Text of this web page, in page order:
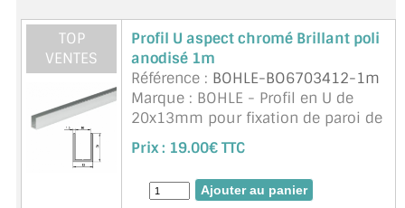
CONSEILS / AIDE
A PROPOS DE LA LIVRAISON
COMPTE PRO
MON PANIER
TOP
VENTES
Profil U aspect chromé Brillant poli
anodisé 1m
Référence : BOHLE-BO6703412-1m
Marque : BOHLE - Profil en U de
20x13mm pour fixation de paroi de
douche en verre 8/8,76mm
Longueur 1070mm à recouper
selon vos besoins. Aspect poli
brillant. Espace intérieur 10mm,
Prix : 19.00€ TTC